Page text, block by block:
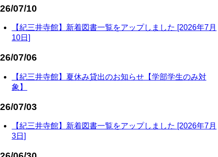
26/07/10
【紀三井寺館】新着図書一覧をアップしました [2026年7月
10日]
26/07/06
【紀三井寺館】夏休み貸出のお知らせ【学部学生のみ対
象】
26/07/03
【紀三井寺館】新着図書一覧をアップしました [2026年7月
3日]